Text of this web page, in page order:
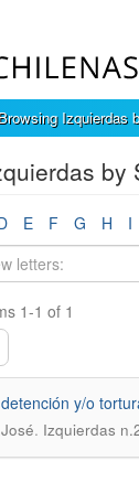
Browsing Izquierdas
by
E F G H I
1-1 of 1
y/o
. Izquierdas